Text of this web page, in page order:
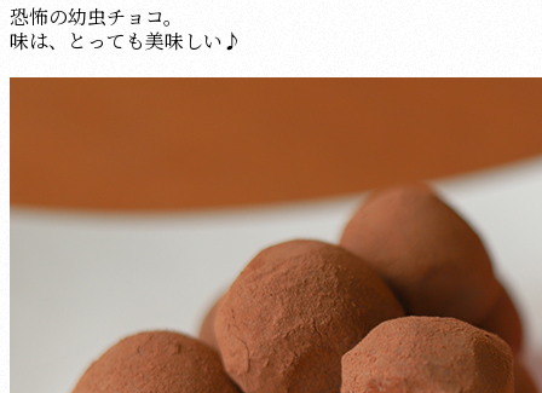
恐怖の幼虫チョコ。
味は、とっても美味しい♪